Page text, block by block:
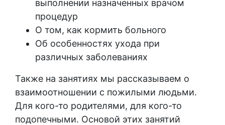
выполнении назначенных врачом
процедур
О том, как кормить больного
Об особенностях ухода при
различных заболеваниях
Также на занятиях мы рассказываем о
взаимоотношении с пожилыми людьми.
Для кого-то родителями, для кого-то
подопечными. Основой этих занятий